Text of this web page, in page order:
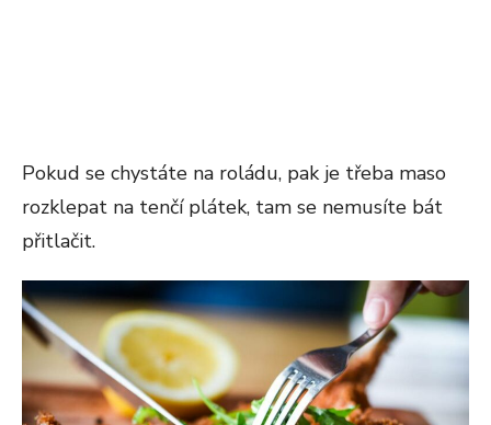
Pokud se chystáte na roládu, pak je třeba maso
rozklepat na tenčí plátek, tam se nemusíte bát
přitlačit.